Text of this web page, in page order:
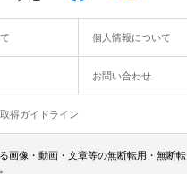
個人情報について
お問い合わせ
得ガイドライン
画像・動画・文章等の無断転用・無断転